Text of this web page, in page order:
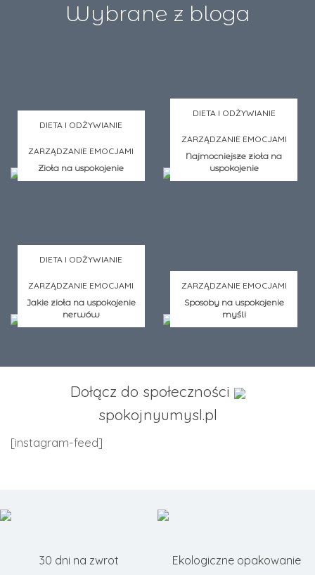
Wybrane z bloga
DIETA I ODŻYWIANIE
ZARZĄDZANIE EMOCJAMI
Zioła na uspokojenie
DIETA I ODŻYWIANIE
ZARZĄDZANIE EMOCJAMI
Najmocniejsze zioła na
uspokojenie
DIETA I ODŻYWIANIE
ZARZĄDZANIE EMOCJAMI
Jakie zioła na uspokojenie
nerwów
ZARZĄDZANIE EMOCJAMI
Sposoby na uspokojenie
myśli
Dołącz do społeczności
spokojnyumysl.pl
[instagram-feed]
30 dni na zwrot Ekologiczne opakowanie